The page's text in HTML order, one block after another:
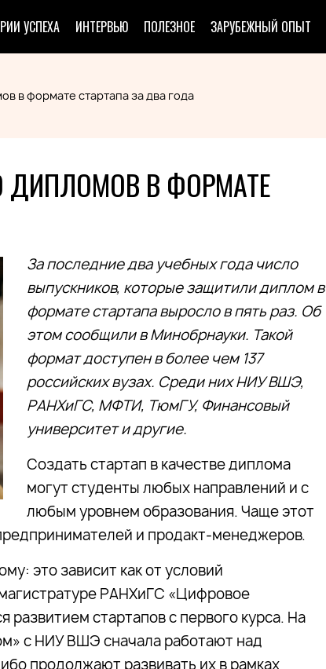
УСПЕХА ИНТЕРВЬЮ ПОЛЕЗНОЕ ЗАРУБЕЖНЫЙ ОПЫТ
в формате стартапа за два года
ДИПЛОМОВ В ФОРМАТЕ
За последние два учебных года число
выпускников, которые защитили диплом в
формате стартапа выросло в пять раз. Об
этом сообщили в Минобрнауки. Такой
формат доступен в более чем 137
российских вузах. Среди них НИУ ВШЭ,
РАНХиГС, МФТИ, ТюмГУ, Финансовый
университет и другие.
Создать стартап в качестве диплома
могут студенты любых направлений и с
любым уровнем образования. Чаще этот
и продакт-менеджеров.
это зависит как от условий
РАНХиГС «Цифровое
стартапов с первого курса. На
с НИУ ВШЭ сначала работают над
продолжают развивать их в рамках